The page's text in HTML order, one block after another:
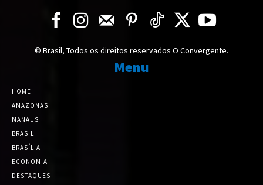
© Brasil, Todos os direitos reservados O Convergente.
Menu
HOME
AMAZONAS
MANAUS
BRASIL
BRASÍLIA
ECONOMIA
DESTAQUES